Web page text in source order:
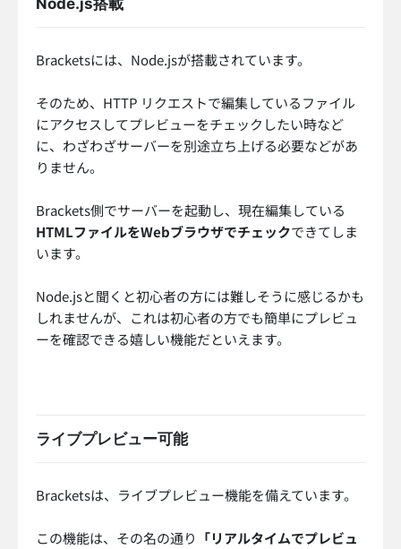
Node.js搭載
Bracketsには、Node.jsが搭載されています。
そのため、HTTP リクエストで編集しているファイル
にアクセスしてプレビューをチェックしたい時など
に、わざわざサーバーを別途立ち上げる必要などがあ
りません。
Brackets側でサーバーを起動し、現在編集している
HTMLファイルをWebブラウザでチェックできてしま
います。
Node.jsと聞くと初心者の方には難しそうに感じるかも
しれませんが、これは初心者の方でも簡単にプレビュ
ーを確認できる嬉しい機能だといえます。
ライブプレビュー可能
Bracketsは、ライブプレビュー機能を備えています。
この機能は、その名の通り 「リアルタイムでプレビュ